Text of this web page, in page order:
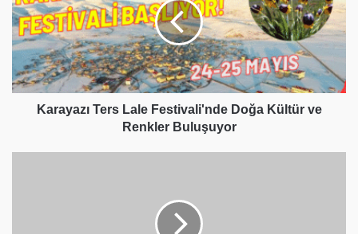
Festivali'nde
Doğa
Kültür
Renkler
Buluşuyor
Karayazı Ters Lale Festivali'nde Doğa Kültür ve
Renkler Buluşuyor